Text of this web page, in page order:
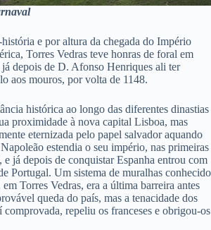
e por altura da chegada do Império
Torres Vedras teve honras de foral em
depois de D. Afonso Henriques ali ter
aos mouros, por volta de 1148.
histórica ao longo das diferentes dinastias
proximidade à nova capital Lisboa, mas
eternizada pelo papel salvador aquando
estendia o seu império, nas primeiras
já depois de conquistar Espanha entrou com
Portugal. Um sistema de muralhas conhecido
Torres Vedras, era a última barreira antes
queda do país, mas a tenacidade dos
comprovada, repeliu os franceses e obrigou-os